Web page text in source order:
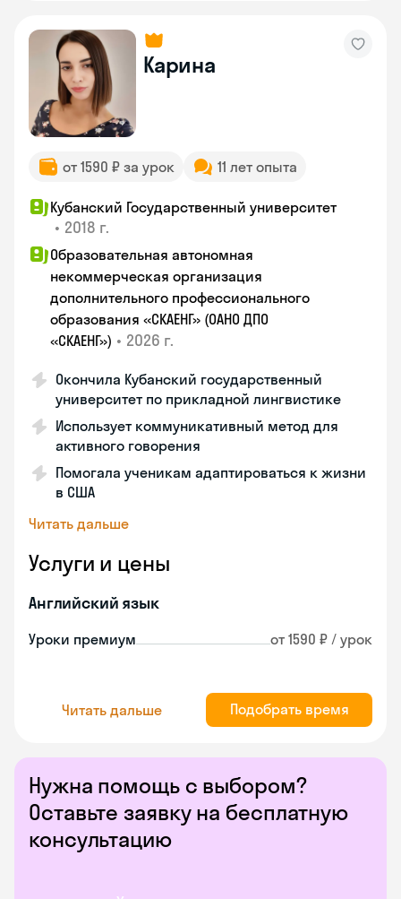
Нужна помощь с выбором?
Оставьте заявку на бесплатную
консультацию
Карина
от 1590 ₽ за урок 11 лет опыта
Кубанский Государственный университет
• 2018 г.
Образовательная автономная
некоммерческая организация
дополнительного профессионального
образования «СКАЕНГ» (ОАНО ДПО
«СКАЕНГ») • 2026 г.
Окончила Кубанский государственный
университет по прикладной лингвистике
Использует коммуникативный метод для
активного говорения
Помогала ученикам адаптироваться к жизни
в США
Читать дальше
Услуги и цены
Английский язык
Уроки премиум от 1590 ₽ / урок
Читать дальше Подобрать время